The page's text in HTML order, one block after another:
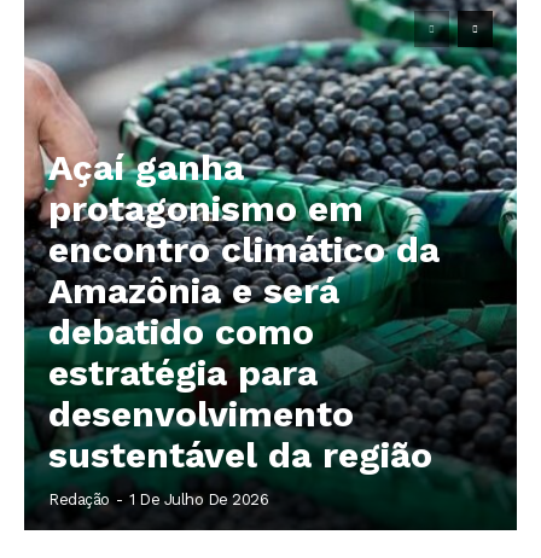
Açaí ganha
protagonismo em
encontro climático da
Amazônia e será
debatido como
estratégia para
desenvolvimento
sustentável da região
Redação - 1 De Julho De 2026